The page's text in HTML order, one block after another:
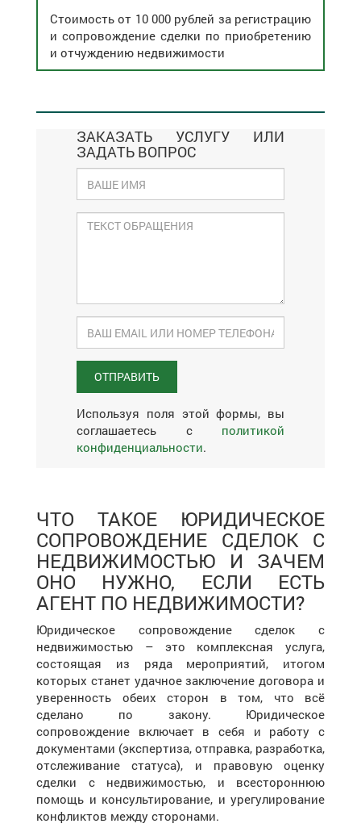
Стоимость от 10 000 рублей за регистрацию
и сопровождение сделки по приобретению
и отчуждению недвижимости
ЗАКАЗАТЬ УСЛУГУ ИЛИ
ЗАДАТЬ ВОПРОС
Используя поля этой формы, вы
соглашаетесь с политикой
конфиденциальности.
ЧТО ТАКОЕ ЮРИДИЧЕСКОЕ
СОПРОВОЖДЕНИЕ СДЕЛОК С
НЕДВИЖИМОСТЬЮ И ЗАЧЕМ
ОНО НУЖНО, ЕСЛИ ЕСТЬ
АГЕНТ ПО НЕДВИЖИМОСТИ?
Юридическое сопровождение сделок с
недвижимостью – это комплексная услуга,
состоящая из ряда мероприятий, итогом
которых станет удачное заключение договора и
уверенность обеих сторон в том, что всё
сделано по закону. Юридическое
сопровождение включает в себя и работу с
документами (экспертиза, отправка, разработка,
отслеживание статуса), и правовую оценку
сделки с недвижимостью, и всестороннюю
помощь и консультирование, и урегулирование
конфликтов между сторонами.